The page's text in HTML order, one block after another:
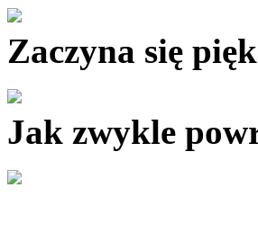
Zaczyna się
Jak zwykle